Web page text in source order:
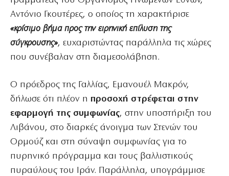
Αντόνιο Γκουτέρες, ο οποίος τη χαρακτήρισε
«κρίσιμο βήμα προς την ειρηνική επίλυση της
σύγκρουσης», ευχαριστώντας παράλληλα τις χώρες
που συνέβαλαν στη διαμεσολάβηση.
Ο πρόεδρος της Γαλλίας, Εμανουέλ Μακρόν,
δήλωσε ότι πλέον η προσοχή στρέφεται στην
εφαρμογή της συμφωνίας, στην υποστήριξη του
Λιβάνου, στο διαρκές άνοιγμα των Στενών του
Ορμούζ και στη σύναψη συμφωνίας για το
πυρηνικό πρόγραμμα και τους βαλλιστικούς
πυραύλους του Ιράν. Παράλληλα, υπογράμμισε